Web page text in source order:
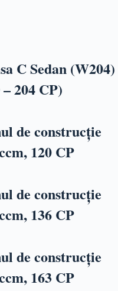
C Sedan (W204)
204 CP)
de construcție
120 CP
de construcție
136 CP
de construcție
163 CP